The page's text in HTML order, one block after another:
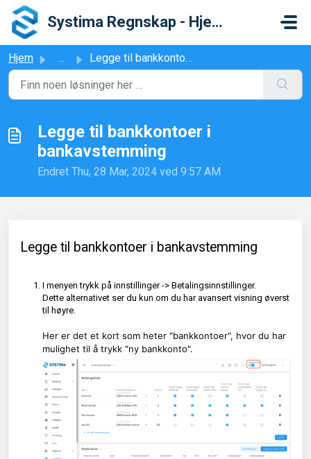
Gå til hovedinnhold
Systima Regnskap - Hjelpesenter
Hjem ... Legge til bankkontoer i bankavstemming
Legge til bankkontoer i
bankavstemming
Endret Thu, 28 Mar, 2024 ved 9:57 AM
Legge til bankkontoer i bankavstemming
I menyen trykk på innstillinger -> Betalingsinnstillinger.
Dette alternativet ser du kun om du har avansert visning øverst
til høyre.
Her er det et kort som heter "bankkontoer", hvor du har
mulighet til å trykk "ny bankkonto".